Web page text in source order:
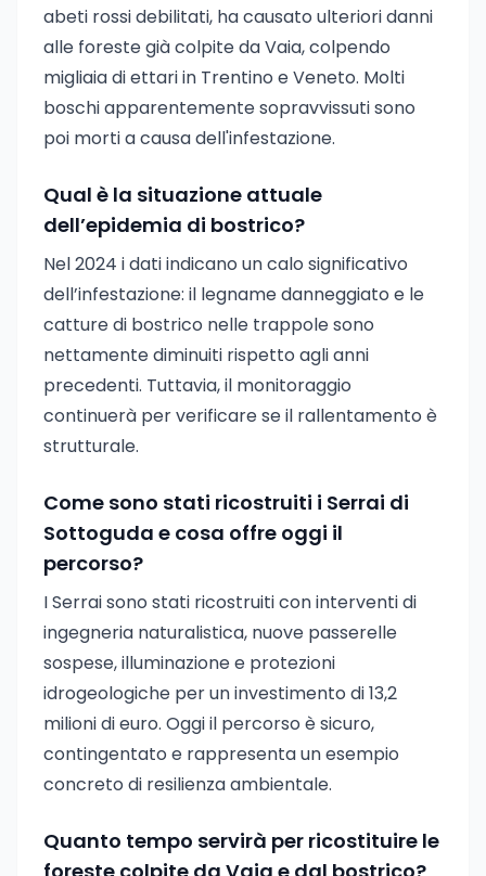
abeti rossi debilitati, ha causato ulteriori danni
alle foreste già colpite da Vaia, colpendo
migliaia di ettari in Trentino e Veneto. Molti
boschi apparentemente sopravvissuti sono
poi morti a causa dell'infestazione.
Qual è la situazione attuale
dell’epidemia di bostrico?
Nel 2024 i dati indicano un calo significativo
dell’infestazione: il legname danneggiato e le
catture di bostrico nelle trappole sono
nettamente diminuiti rispetto agli anni
precedenti. Tuttavia, il monitoraggio
continuerà per verificare se il rallentamento è
strutturale.
Come sono stati ricostruiti i Serrai di
Sottoguda e cosa offre oggi il
percorso?
I Serrai sono stati ricostruiti con interventi di
ingegneria naturalistica, nuove passerelle
sospese, illuminazione e protezioni
idrogeologiche per un investimento di 13,2
milioni di euro. Oggi il percorso è sicuro,
contingentato e rappresenta un esempio
concreto di resilienza ambientale.
Quanto tempo servirà per ricostituire le